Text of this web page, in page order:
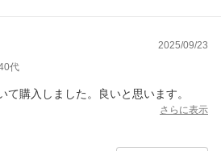
2025/09/23
代
て購入しました。良いと思います。
さらに表示